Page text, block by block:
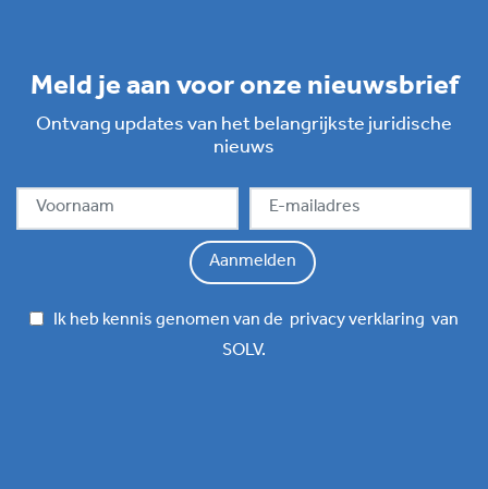
Meld je aan voor onze nieuwsbrief
Ontvang updates van het belangrijkste juridische
nieuws
Ik heb kennis genomen van de privacy verklaring van
SOLV.